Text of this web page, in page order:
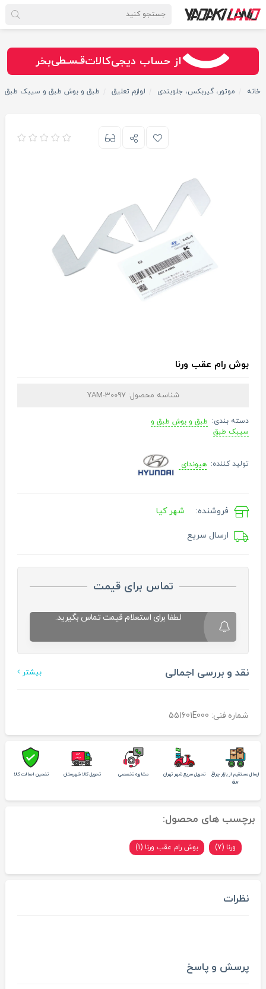
از حساب دیجی‌کالات
سـریــع
امـــــن
قـسـطیبخر
خانه موتور، گیربکس، جلوبندی لوازم تعلیق طبق و بوش طبق و سیبک طبق
بوش رام عقب ورنا
شناسه محصول: YAM-30097
دسته بندی: طبق و بوش طبق و
سیبک طبق
تولید کننده: هیوندای
فروشنده: شهر کیا
ارسال سریع
تماس برای قیمت
لطفا برای استعلام قیمت تماس بگیرید.
نقد و بررسی اجمالی بیشتر
شماره فنی: 551601E000
ارسال مستقیم از بازار چراغ
برق
تحویل سریع شهر تهران مشاوره تخصصی تحویل کالا شهرستان تضمین اصالت کالا
برچسب های محصول:
ورنا (7) بوش رام عقب ورنا (1)
نظرات
پرسش و پاسخ